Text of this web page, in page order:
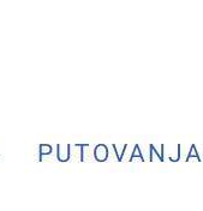
PUTOVANJA